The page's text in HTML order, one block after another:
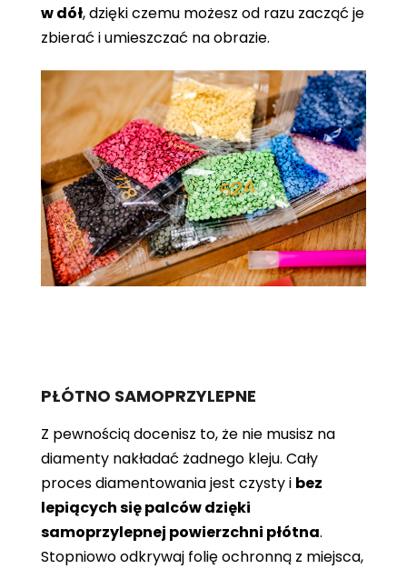
w dół, dzięki czemu możesz od razu zacząć je
zbierać i umieszczać na obrazie.
PŁÓTNO SAMOPRZYLEPNE
Z pewnością docenisz to, że nie musisz na
diamenty nakładać żadnego kleju. Cały
proces diamentowania jest czysty i bez
lepiących się palców dzięki
samoprzylepnej powierzchni płótna.
Stopniowo odkrywaj folię ochronną z miejsca,